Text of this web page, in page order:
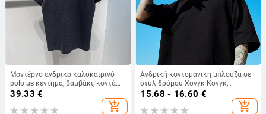
Μοντέρνο ανδρικό καλοκαιρινό
polo με κέντημα, βαμβάκι, κοντά
μανίκια, επαγγελματικό casual
39.33 €
add_shopping_cart
Ανδρική κοντομάνικη μπλούζα σε
στυλ δρόμου Χονγκ Κονγκ,
μονόχρωμη, φαρδιά γραμμή,
15.68 - 16.60 €
add_shopping_cart